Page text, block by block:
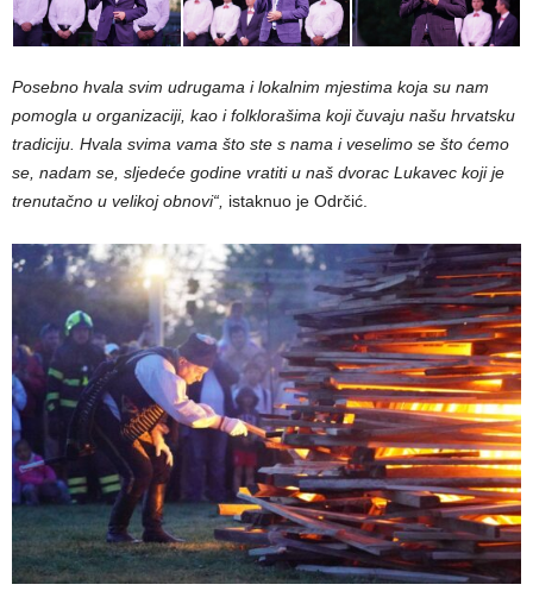
Posebno hvala svim udrugama i lokalnim mjestima koja su nam
pomogla u organizaciji, kao i folklorašima koji čuvaju našu hrvatsku
tradiciju. Hvala svima vama što ste s nama i veselimo se što ćemo
se, nadam se, sljedeće godine vratiti u naš dvorac Lukavec koji je
trenutačno u velikoj obnovi“, istaknuo je Odrčić.